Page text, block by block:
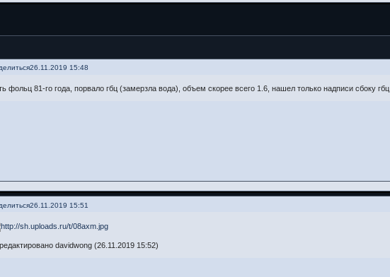
26.11.2019 15:48
фольц 81-го года, порвало гбц (замерзла вода), объем скорее всего 1.6, нашел только надписи сбоку
26.11.2019 15:51
davidwong (26.11.2019 15:52)